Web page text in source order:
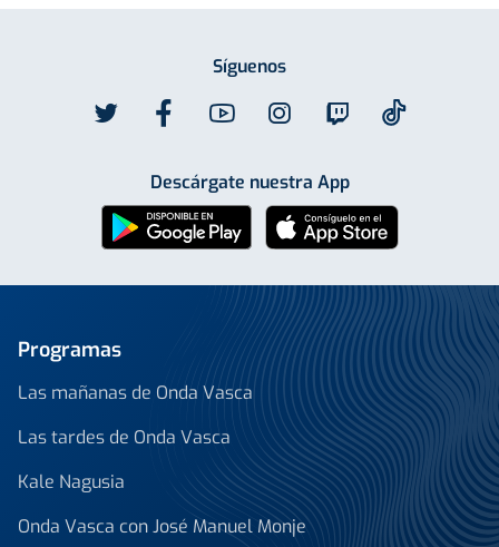
Síguenos
Descárgate nuestra App
Programas
Las mañanas de Onda Vasca
Las tardes de Onda Vasca
Kale Nagusia
Onda Vasca con José Manuel Monje